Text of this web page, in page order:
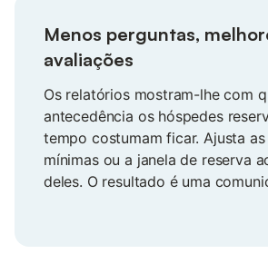
Menos perguntas,
avaliações
Os relatórios mostram-lhe com
antecedência os hóspedes
tempo costumam ficar. Ajusta
mínimas ou a janela de reserva
deles. O resultado é uma